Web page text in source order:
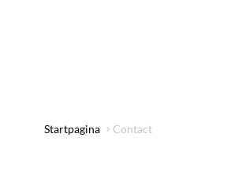
Startpagina Contact